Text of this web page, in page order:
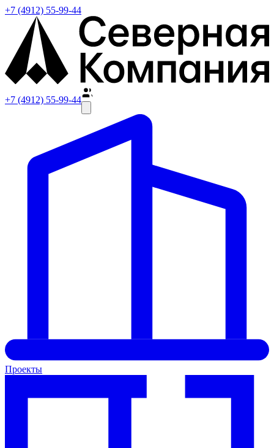
+7 (4912) 55-99-44
+7 (4912) 55-99-44
Проекты